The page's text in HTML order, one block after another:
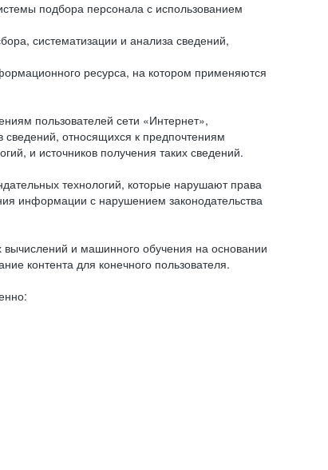
подбора персонала с использованием
систематизации и анализа сведений,
ресурса, на котором применяются
пользователей сети «Интернет»,
относящихся к предпочтениям
и источников получения таких сведений.
технологий, которые нарушают права
информации с нарушением законодательства
и машинного обучения на основании
контента для конечного пользователя.